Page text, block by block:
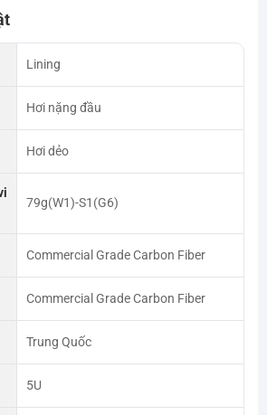
Lining
Hơi nặng đầu
Hơi dẻo
79g(W1)-S1(G6)
Commercial Grade Carbon Fiber
Commercial Grade Carbon Fiber
Trung Quốc
5U